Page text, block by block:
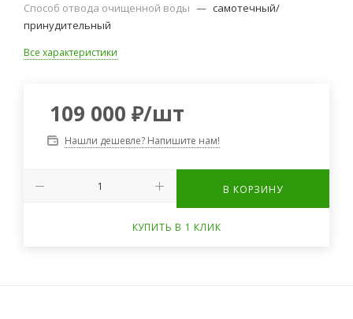
Способ отвода очищенной воды — самотечный/
принудительный
Все характеристики
109 000 ₽/шт
Нашли дешевле? Напишите нам!
В КОРЗИНУ
КУПИТЬ В 1 КЛИК